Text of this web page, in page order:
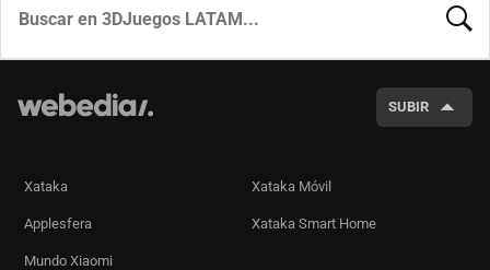
SUBIR
Xataka Xataka Móvil
Applesfera Xataka Smart Home
Mundo Xiaomi